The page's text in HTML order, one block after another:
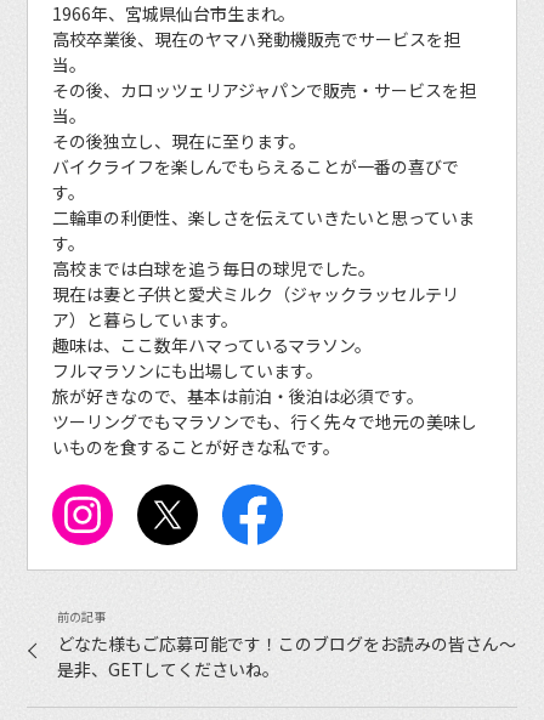
1966年、宮城県仙台市生まれ。
高校卒業後、現在のヤマハ発動機販売でサービスを担
当。
その後、カロッツェリアジャパンで販売・サービスを担
当。
その後独立し、現在に至ります。
バイクライフを楽しんでもらえることが一番の喜びで
す。
二輪車の利便性、楽しさを伝えていきたいと思っていま
す。
高校までは白球を追う毎日の球児でした。
現在は妻と子供と愛犬ミルク（ジャックラッセルテリ
ア）と暮らしています。
趣味は、ここ数年ハマっているマラソン。
フルマラソンにも出場しています。
旅が好きなので、基本は前泊・後泊は必須です。
ツーリングでもマラソンでも、行く先々で地元の美味し
いものを食することが好きな私です。
どなた様もご応募可能です！このブログをお読みの皆さん〜
是非、GETしてくださいね。